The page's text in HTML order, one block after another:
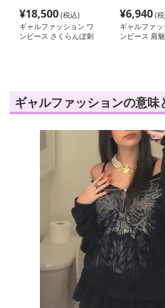
¥18,500(税込)
ギャルファッション ワ
ンピース さくらんぼ刺
¥6,940(
ギャルファ
ンピース 肩
ギャルファッションの意味